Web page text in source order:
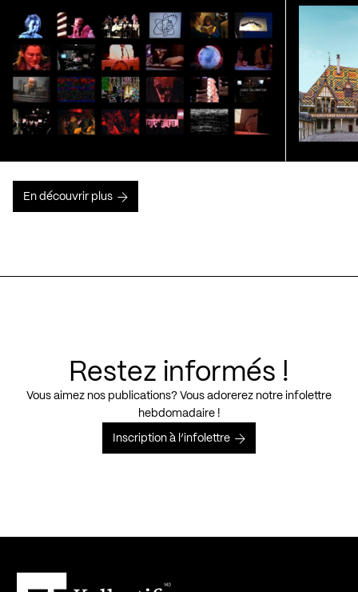
En découvrir plus
Restez informés !
Vous aimez nos publications? Vous adorerez notre infolettre
hebdomadaire !
Inscription à l’infolettre